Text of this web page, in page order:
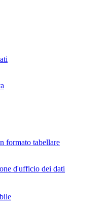
formato tabellare
d'ufficio dei dati